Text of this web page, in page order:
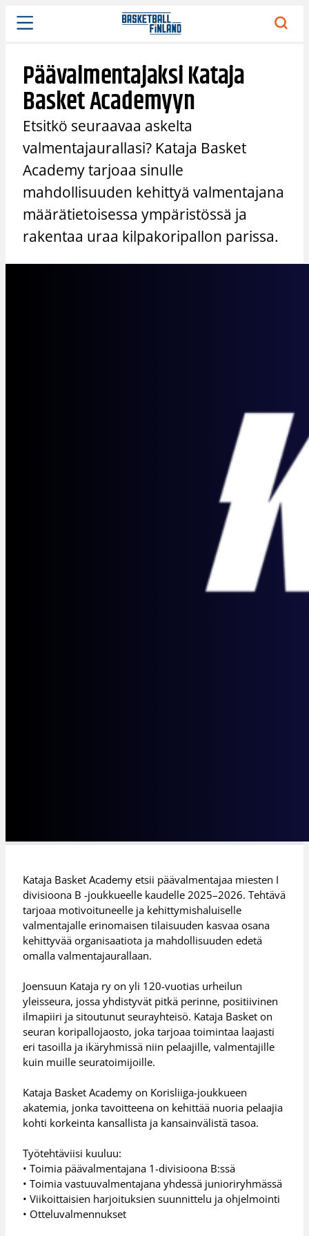
Siirry
sisältöön
Päävalmentajaksi Kataja
Basket Academyyn
Etsitkö seuraavaa askelta
valmentajaurallasi? Kataja Basket
Academy tarjoaa sinulle
mahdollisuuden kehittyä valmentajana
määrätietoisessa ympäristössä ja
rakentaa uraa kilpakoripallon parissa.
Kataja Basket Academy etsii päävalmentajaa miesten I
divisioona B -joukkueelle kaudelle 2025–2026. Tehtävä
tarjoaa motivoituneelle ja kehittymishaluiselle
valmentajalle erinomaisen tilaisuuden kasvaa osana
kehittyvää organisaatiota ja mahdollisuuden edetä
omalla valmentajaurallaan.
Joensuun Kataja ry on yli 120-vuotias urheilun
yleisseura, jossa yhdistyvät pitkä perinne, positiivinen
ilmapiiri ja sitoutunut seurayhteisö. Kataja Basket on
seuran koripallojaosto, joka tarjoaa toimintaa laajasti
eri tasoilla ja ikäryhmissä niin pelaajille, valmentajille
kuin muille seuratoimijoille.
Kataja Basket Academy on Korisliiga-joukkueen
akatemia, jonka tavoitteena on kehittää nuoria pelaajia
kohti korkeinta kansallista ja kansainvälistä tasoa.
Työtehtäviisi kuuluu:
• Toimia päävalmentajana 1-divisioona B:ssä
• Toimia vastuuvalmentajana yhdessä junioriryhmässä
• Viikoittaisien harjoituksien suunnittelu ja ohjelmointi
• Otteluvalmennukset